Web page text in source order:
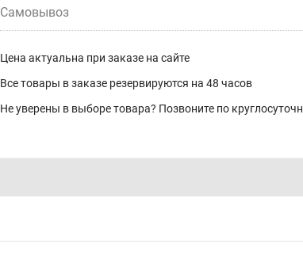
Самовывоз
Цена актуальна при заказе на сайте
Все товары в заказе резервируются на 48 часов
Не уверены в выборе товара? Позвоните по